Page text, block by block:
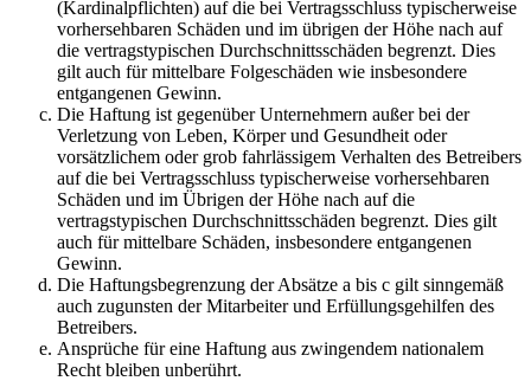
(Kardinalpflichten) auf die bei Vertragsschluss typischerweise
vorhersehbaren Schäden und im übrigen der Höhe nach auf
die vertragstypischen Durchschnittsschäden begrenzt. Dies
gilt auch für mittelbare Folgeschäden wie insbesondere
entgangenen Gewinn.
Die Haftung ist gegenüber Unternehmern außer bei der
Verletzung von Leben, Körper und Gesundheit oder
vorsätzlichem oder grob fahrlässigem Verhalten des Betreibers
auf die bei Vertragsschluss typischerweise vorhersehbaren
Schäden und im Übrigen der Höhe nach auf die
vertragstypischen Durchschnittsschäden begrenzt. Dies gilt
auch für mittelbare Schäden, insbesondere entgangenen
Gewinn.
Die Haftungsbegrenzung der Absätze a bis c gilt sinngemäß
auch zugunsten der Mitarbeiter und Erfüllungsgehilfen des
Betreibers.
Ansprüche für eine Haftung aus zwingendem nationalem
Recht bleiben unberührt.